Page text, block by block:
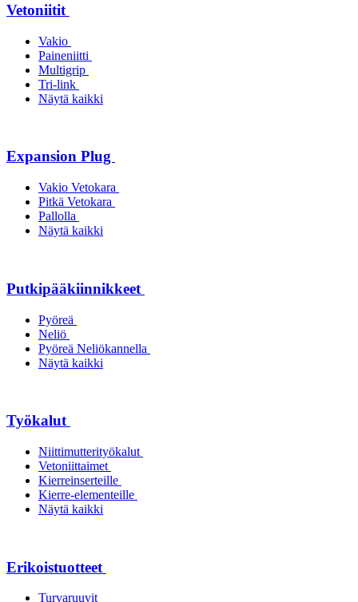
Vetoniitit
Vakio
Paineniitti
Multigrip
Tri-link
Näytä kaikki
Expansion Plug
Vakio Vetokara
Pitkä Vetokara
Pallolla
Näytä kaikki
Putkipääkiinnikkeet
Pyöreä
Neliö
Pyöreä Neliökannella
Näytä kaikki
Työkalut
Niittimutterityökalut
Vetoniittaimet
Kierreinserteille
Kierre-elementeille
Näytä kaikki
Erikoistuotteet
Turvaruuvit